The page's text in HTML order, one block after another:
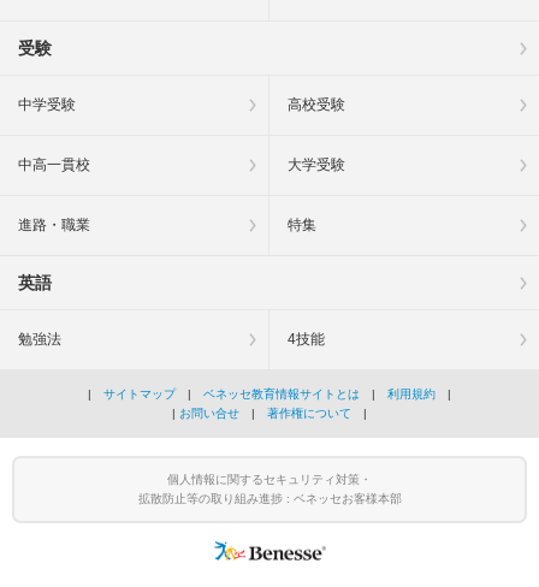
受験
中学受験 高校受験
中高一貫校 大学受験
進路・職業 特集
英語
勉強法 4技能
| サイトマップ| ベネッセ教育情報サイトとは | 利用規約 |
| お問い合せ | 著作権について |
個人情報に関するセキュリティ対策・
拡散防止等の取り組み進捗 : ベネッセお客様本部